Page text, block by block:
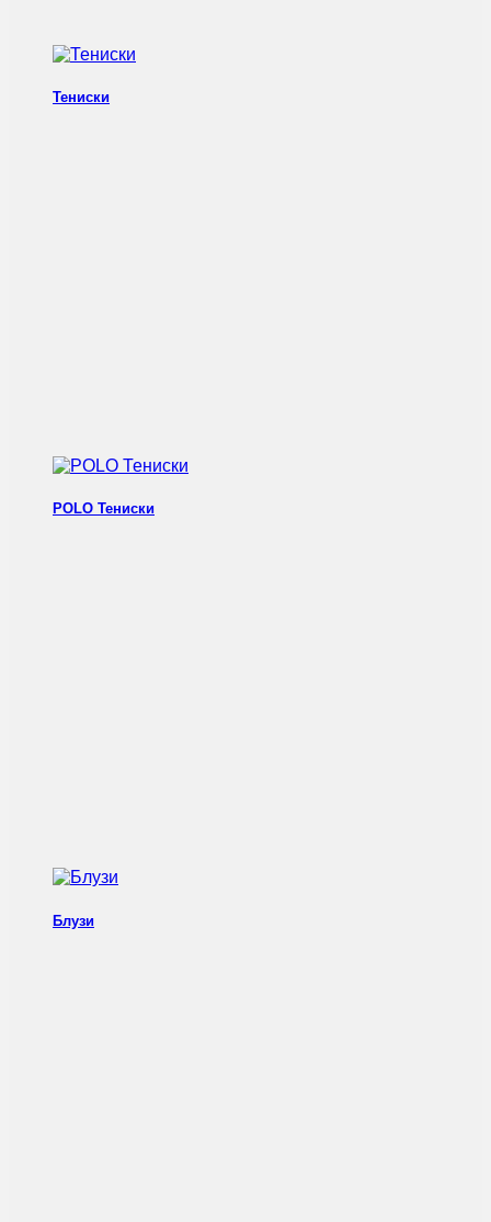
Тениски
POLO Тениски
Блузи